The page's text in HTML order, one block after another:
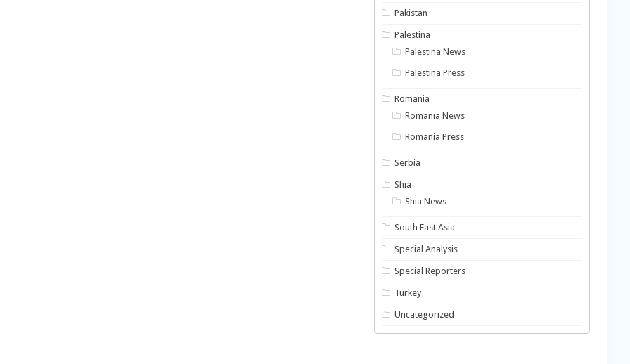
Pakistan
Palestina
Palestina News
Palestina Press
Romania
Romania News
Romania Press
Serbia
Shia
Shia News
South East Asia
Special Analysis
Special Reporters
Turkey
Uncategorized